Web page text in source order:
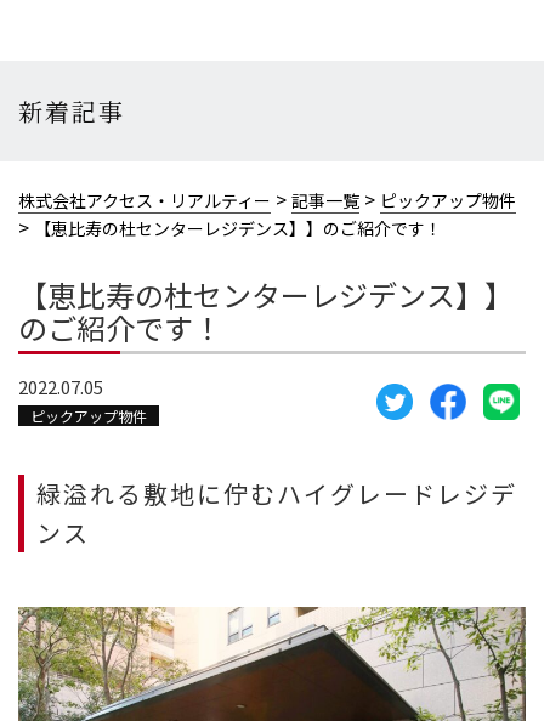
新着記事
株式会社アクセス・リアルティー > 記事一覧 > ピックアップ物件
> 【恵比寿の杜センターレジデンス】】のご紹介です！
【恵比寿の杜センターレジデンス】】
のご紹介です！
2022.07.05
ピックアップ物件
緑溢れる敷地に佇むハイグレードレジデ
ンス